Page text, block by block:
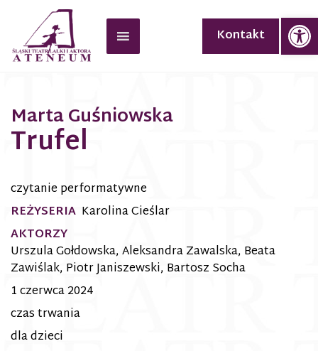
Kontakt
Marta Guśniowska
Trufel
czytanie performatywne
REŻYSERIA Karolina Cieślar
AKTORZY
Urszula Gołdowska, Aleksandra Zawalska, Beata
Zawiślak, Piotr Janiszewski, Bartosz Socha
1 czerwca 2024
czas trwania
dla dzieci